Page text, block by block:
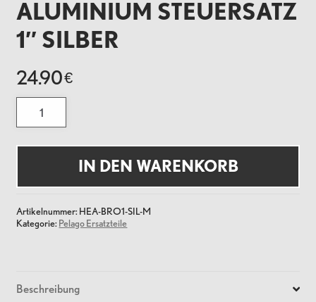
ALUMINIUM STEUERSATZ
1″ SILBER
24.90€
Aluminium
Steuersatz
1"
Menge
IN DEN WARENKORB
Artikelnummer: HEA-BRO1-SIL-M
Kategorie: Pelago Ersatzteile
Beschreibung